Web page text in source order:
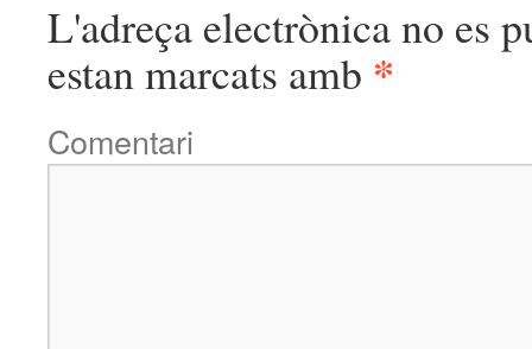
L'adreça electrònica no es
estan marcats amb *
Comentari